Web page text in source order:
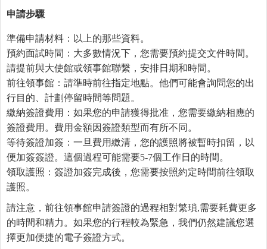
申請步驟
準備申請材料：以上的那些資料。
預約面試時間：大多數情況下，您需要預約提交文件時間。
請提前與大使館或領事館聯繫，安排日期和時間。
前往領事館：請準時前往指定地點。他們可能會詢問您的出
行目的、計劃停留時間等問題。
繳納簽證費用：如果您的申請獲得批准，您需要繳納相應的
簽證費用。費用金額因簽證類型而有所不同。
等待簽證加簽：一旦費用繳清，您的護照將被暫時扣留，以
便加簽簽證。這個過程可能需要5-7個工作日的時間。
領取護照：簽證加簽完成後，您需要按照約定時間前往領取
護照。
請注意，前往領事館申請簽證的過程相對繁瑣,需要耗費更多
的時間和精力。如果您的行程較為緊急，我們仍然建議您選
擇更加便捷的電子簽證方式。